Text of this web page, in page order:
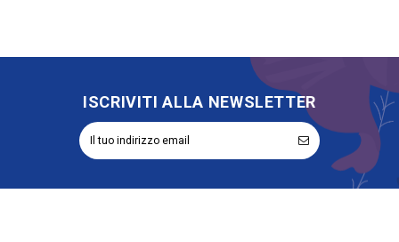
Riordinabile No
ISCRIVITI ALLA NEWSLETTER